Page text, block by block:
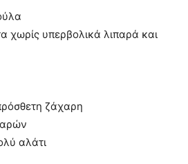
χωρίς υπερβολικά λιπαρά και
ζάχαρη
αλάτι